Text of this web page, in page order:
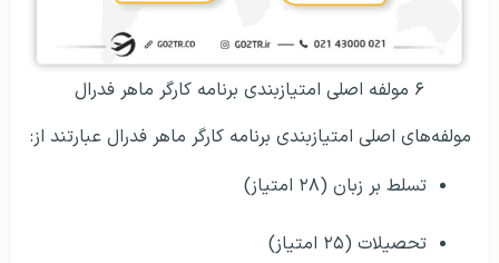
۶ مولفه اصلی امتیازبندی برنامه‌ کارگر ماهر فدرال
مولفه‌های اصلی امتیازبندی برنامه کارگر ماهر فدرال عبارتند از:
تسلط بر زبان (۲۸ امتیاز)
تحصیلات (۲۵ امتیاز)